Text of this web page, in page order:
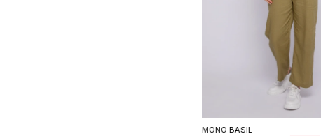
Seleccionar talle
MONO BASIL